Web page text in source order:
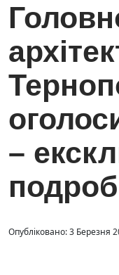
–
Опубліковано: 3 Березня